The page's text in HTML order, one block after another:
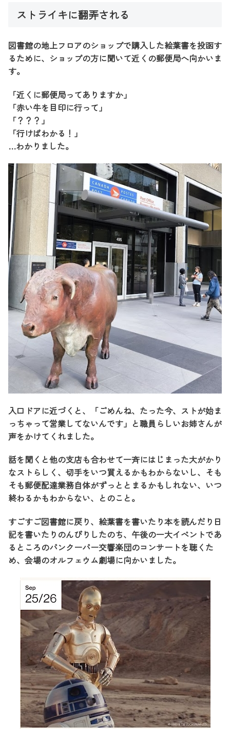
ストライキに翻弄される
図書館の地上フロアのショップで購入した絵葉書を投函す
るために、ショップの方に聞いて近くの郵便局へ向かいま
す。
「近くに郵便局ってありますか」
「赤い牛を目印に行って」
「？？？」
「行けばわかる！」
…わかりました。
入口ドアに近づくと、「ごめんね、たった今、ストが始ま
っちゃって営業してないんです」と職員らしいお姉さんが
声をかけてくれました。
話を聞くと他の支店も合わせて一斉にはじまった大がかり
なストらしく、切手をいつ買えるかもわからないし、そも
そも郵便配達業務自体がずっととまるかもしれない、いつ
終わるかもわからない、とのこと。
すごすご図書館に戻り、絵葉書を書いたり本を読んだり日
記を書いたりのんびりしたのち、午後の一大イベントであ
るところのバンクーバー交響楽団のコンサートを聴くた
め、会場のオルフェウム劇場に向かいました。